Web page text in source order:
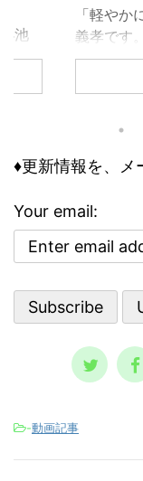
池
生き
あ
う評
気分
な自
今回
自
自分
「軽や
義孝です
しょうか
ない為に
が、共通
に取り組
クが高ま
ういう時
神状態を
なりませ
ノウハウ
♦更新情報を、メ
Your email:
-動画記事